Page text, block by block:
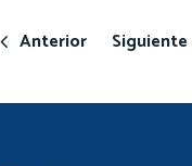
Anterior Siguiente